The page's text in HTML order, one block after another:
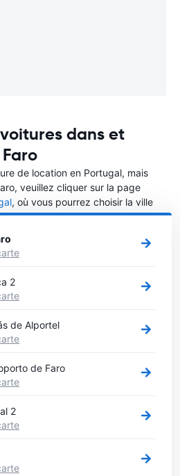
dans et
de location en Portugal, mais
veuillez cliquer sur la page
, où vous pourrez choisir la ville
louer une voiture.
2
de Alportel
de Faro
2